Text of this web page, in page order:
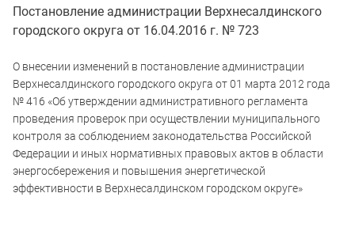
Постановление администрации Верхнесалдинского
городского округа от 16.04.2016 г. № 723
О внесении изменений в постановление администрации
Верхнесалдинского городского округа от 01 марта 2012 года
№ 416 «Об утверждении административного регламента
проведения проверок при осуществлении муниципального
контроля за соблюдением законодательства Российской
Федерации и иных нормативных правовых актов в области
энергосбережения и повышения энергетической
эффективности в Верхнесалдинском городском округе»